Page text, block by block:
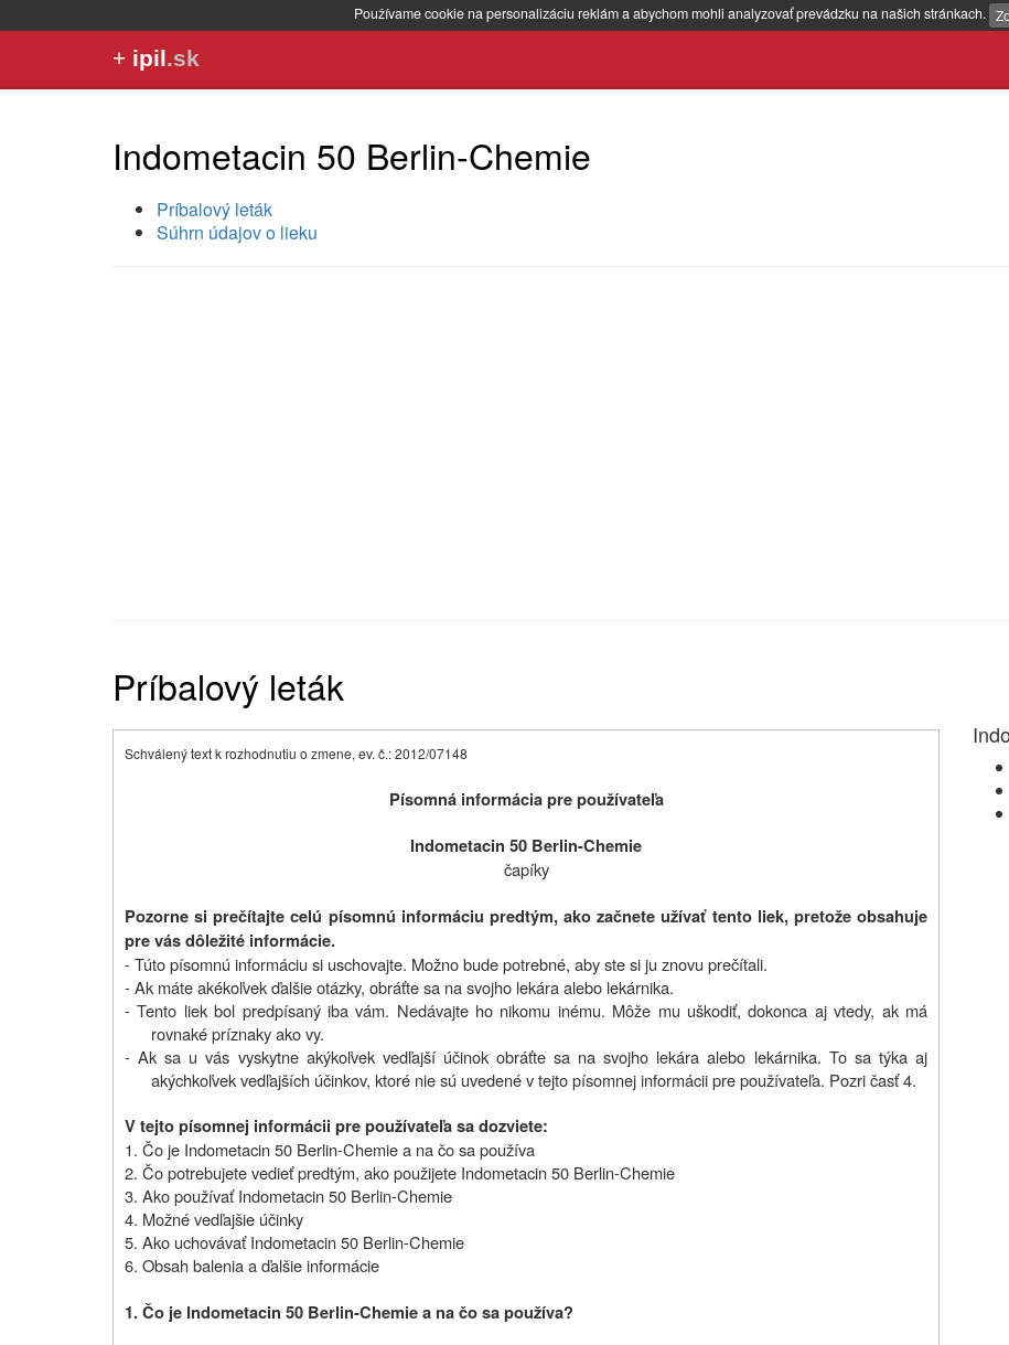
Používame cookie na personalizáciu reklám a abychom mohli analyzovať prevádzku na našich stránkach.
+ ipil.sk
Indometacin 50 Berlin-Chemie
Príbalový leták
Súhrn údajov o lieku
Príbalový leták
Schválený text k rozhodnutiu o zmene, ev. č.: 2012/07148
Písomná informácia pre používateľa
Indometacin 50 Berlin-Chemie
čapíky
Pozorne si prečítajte celú písomnú informáciu predtým, ako začnete užívať tento liek, pretože obsahuje
pre vás dôležité informácie.
- Túto písomnú informáciu si uschovajte. Možno bude potrebné, aby ste si ju znovu prečítali.
- Ak máte akékoľvek ďalšie otázky, obráťte sa na svojho lekára alebo lekárnika.
- Tento liek bol predpísaný iba vám. Nedávajte ho nikomu inému. Môže mu uškodiť, dokonca aj vtedy, ak má
rovnaké príznaky ako vy.
- Ak sa u vás vyskytne akýkoľvek vedľajší účinok obráťte sa na svojho lekára alebo lekárnika. To sa týka aj
akýchkoľvek vedľajších účinkov, ktoré nie sú uvedené v tejto písomnej informácii pre používateľa. Pozri časť 4.
V tejto písomnej informácii pre používateľa sa dozviete:
1. Čo je Indometacin 50 Berlin-Chemie a na čo sa používa
2. Čo potrebujete vedieť predtým, ako použijete Indometacin 50 Berlin-Chemie
3. Ako používať Indometacin 50 Berlin-Chemie
4. Možné vedľajšie účinky
5. Ako uchovávať Indometacin 50 Berlin-Chemie
6. Obsah balenia a ďalšie informácie
1. Čo je Indometacin 50 Berlin-Chemie a na čo sa používa?